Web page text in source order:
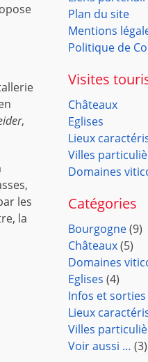
,
les
la
Plan du site
Mentions
Politique de
Visites
Châteaux
Eglises
Lieux
Villes
Domaines
Catégories
Bourgogne(9)
Châteaux(5)
Domaines
Eglises (4)
Infos et
Lieux
Villes
Voir aussi … (3)